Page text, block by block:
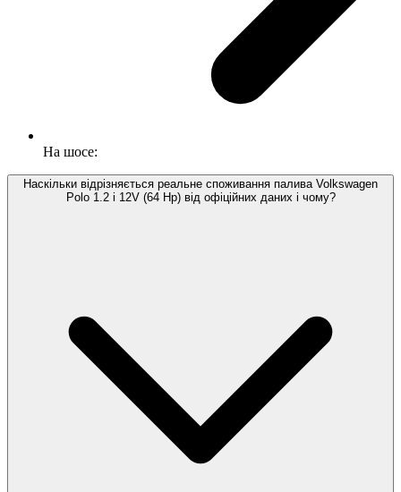
На шосе:
Наскільки відрізняється реальне споживання палива Volkswagen
Polo 1.2 i 12V (64 Hp) від офіційних даних і чому?